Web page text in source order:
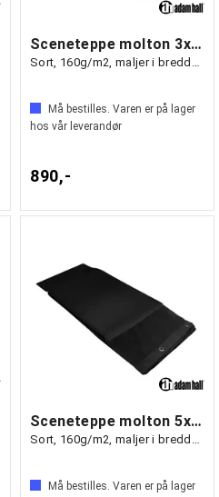
Sceneteppe molton 3x3m ferdigsydd
Sort, 160g/m2, maljer i bredden (3m)
Må bestilles. Varen er på lager
hos vår leverandør
890,-
Sceneteppe molton 5x3m ferdigsydd
Sort, 160g/m2, maljer i bredden (3m)
Må bestilles. Varen er på lager